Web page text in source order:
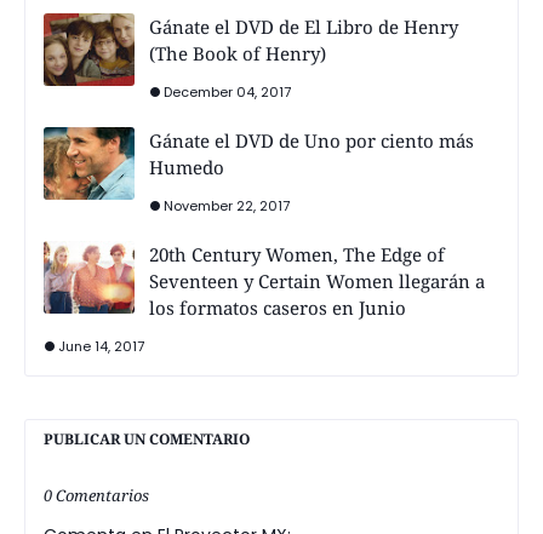
Gánate el DVD de El Libro de Henry
(The Book of Henry)
December 04, 2017
Gánate el DVD de Uno por ciento más
Humedo
November 22, 2017
20th Century Women, The Edge of
Seventeen y Certain Women llegarán a
los formatos caseros en Junio
June 14, 2017
PUBLICAR UN COMENTARIO
0 Comentarios